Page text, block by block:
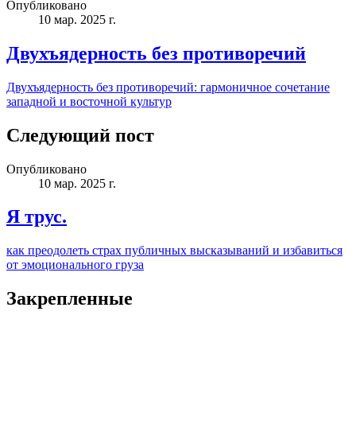
Опубликовано
10 мар. 2025 г.
Двухъядерность без противоречий
Двухъядерность без противоречий: гармоничное сочетание
западной и восточной культур
Следующий пост
Опубликовано
10 мар. 2025 г.
Я трус.
как преодолеть страх публичных высказываний и избавиться
от эмоционального груза
Закрепленные